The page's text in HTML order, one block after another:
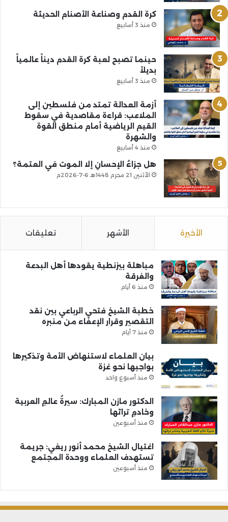
كرة القدم وصناعة الأصنام الحديثة
منذ 3 أسابيع
حينما تصبح لعبة كرة القدم ديناً عالمياً
بديلاً
منذ 3 أسابيع
أزمة العدالة تمتد من فلسطين إلى
الملاعب: قراءة مقاصدية في سقوط
القيم الرياضية أمام منطق القوة
والشهرة
منذ 4 أسابيع
هل جزاءُ الإحسانِ إلا الموت في العتمة؟
الأثنين 21 محرم 1448هـ 6-7-2026م
الأخيرة الأشهر تعليقات
مباهلة بيزنطية يقودها أهل البدعة
والفرقة
منذ 6 أيام
خطبة الشيخ فتحي الرباعي بين نقد
التقصير وقرار الإعفاء من منبره
منذ 7 أيام
بيان العلماء لاستنهاض الأمة وتذكيرها
بواجبها نحو غزة
منذ أسبوع واحد
الدكتور مازن المبارك: سيرةُ عالمِ العربية
وخادمِ تراثها
منذ أسبوعين
اغتيال الشيخ محمد أنور ريغي: جريمة
تستهدف العلماء ووحدة المجتمع
منذ أسبوعين